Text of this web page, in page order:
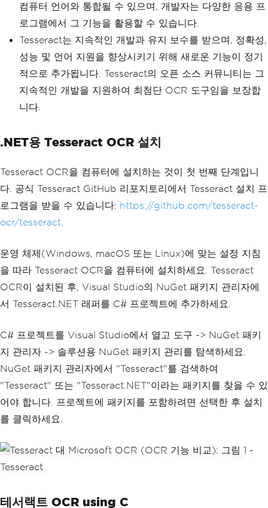
컴퓨터 언어와 통합될 수 있으며, 개발자는 다양한 응용 프
로그램에서 그 기능을 활용할 수 있습니다.
Tesseract는 지속적인 개발과 유지 보수를 받으며, 정확성,
성능 및 언어 지원을 향상시키기 위해 새로운 기능이 정기
적으로 추가됩니다. Tesseract의 오픈 소스 커뮤니티는 그
지속적인 개발을 지원하여 최첨단 OCR 도구임을 보장합
니다.
.NET용 Tesseract OCR 설치
Tesseract OCR을 컴퓨터에 설치하는 것이 첫 번째 단계입니
다. 공식 Tesseract GitHub 리포지토리에서 Tesseract 설치 프
로그램을 받을 수 있습니다: https://github.com/tesseract-
ocr/tesseract
운영 체제(Windows, macOS 또는 Linux)에 맞는 설정 지침
을 따라 Tesseract OCR을 컴퓨터에 설치하세요. Tesseract
OCR이 설치된 후, Visual Studio의 NuGet 패키지 관리자에
서 Tesseract.NET 래퍼를 C# 프로젝트에 추가하세요.
C# 프로젝트를 Visual Studio에서 열고 도구 -> NuGet 패키
지 관리자 -> 솔루션용 NuGet 패키지 관리를 탐색하세요.
NuGet 패키지 관리자에서 "Tesseract"를 검색하여
"Tesseract" 또는 "Tesseract.NET"이라는 패키지를 찾을 수 있
어야 합니다. 프로젝트에 패키지를 포함하려면 선택한 후 설치
를 클릭하세요.
테서랙트 OCR using C